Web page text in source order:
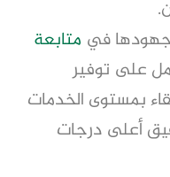
في متابعة
على توفير
بمستوى الخدمات
أعلى درجات